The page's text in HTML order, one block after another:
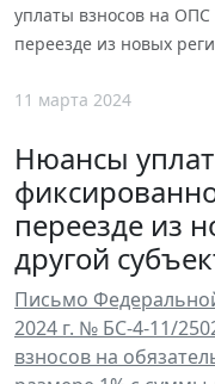
уплаты взносов на
переезде из новых
11 марта 2024
Нюансы
переезде из
другой
Письмо
2024 г. № БС-4-11/
взносов на